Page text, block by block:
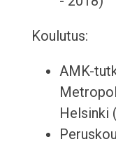
Koulutus:
AMK-
Helsinki